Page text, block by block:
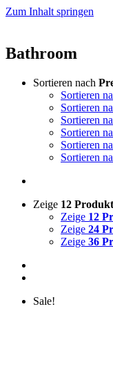
Zum Inhalt springen
Bathroom
Sortieren nach
Sortieren
Sortieren
Sortieren
Sortieren
Sortieren
Sortieren
Zeige 12
Zeige 12
Zeige 24
Zeige 36
Sale!